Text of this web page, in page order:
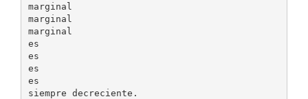
marginal
marginal
marginal
es
es
es
es
siempre decreciente.